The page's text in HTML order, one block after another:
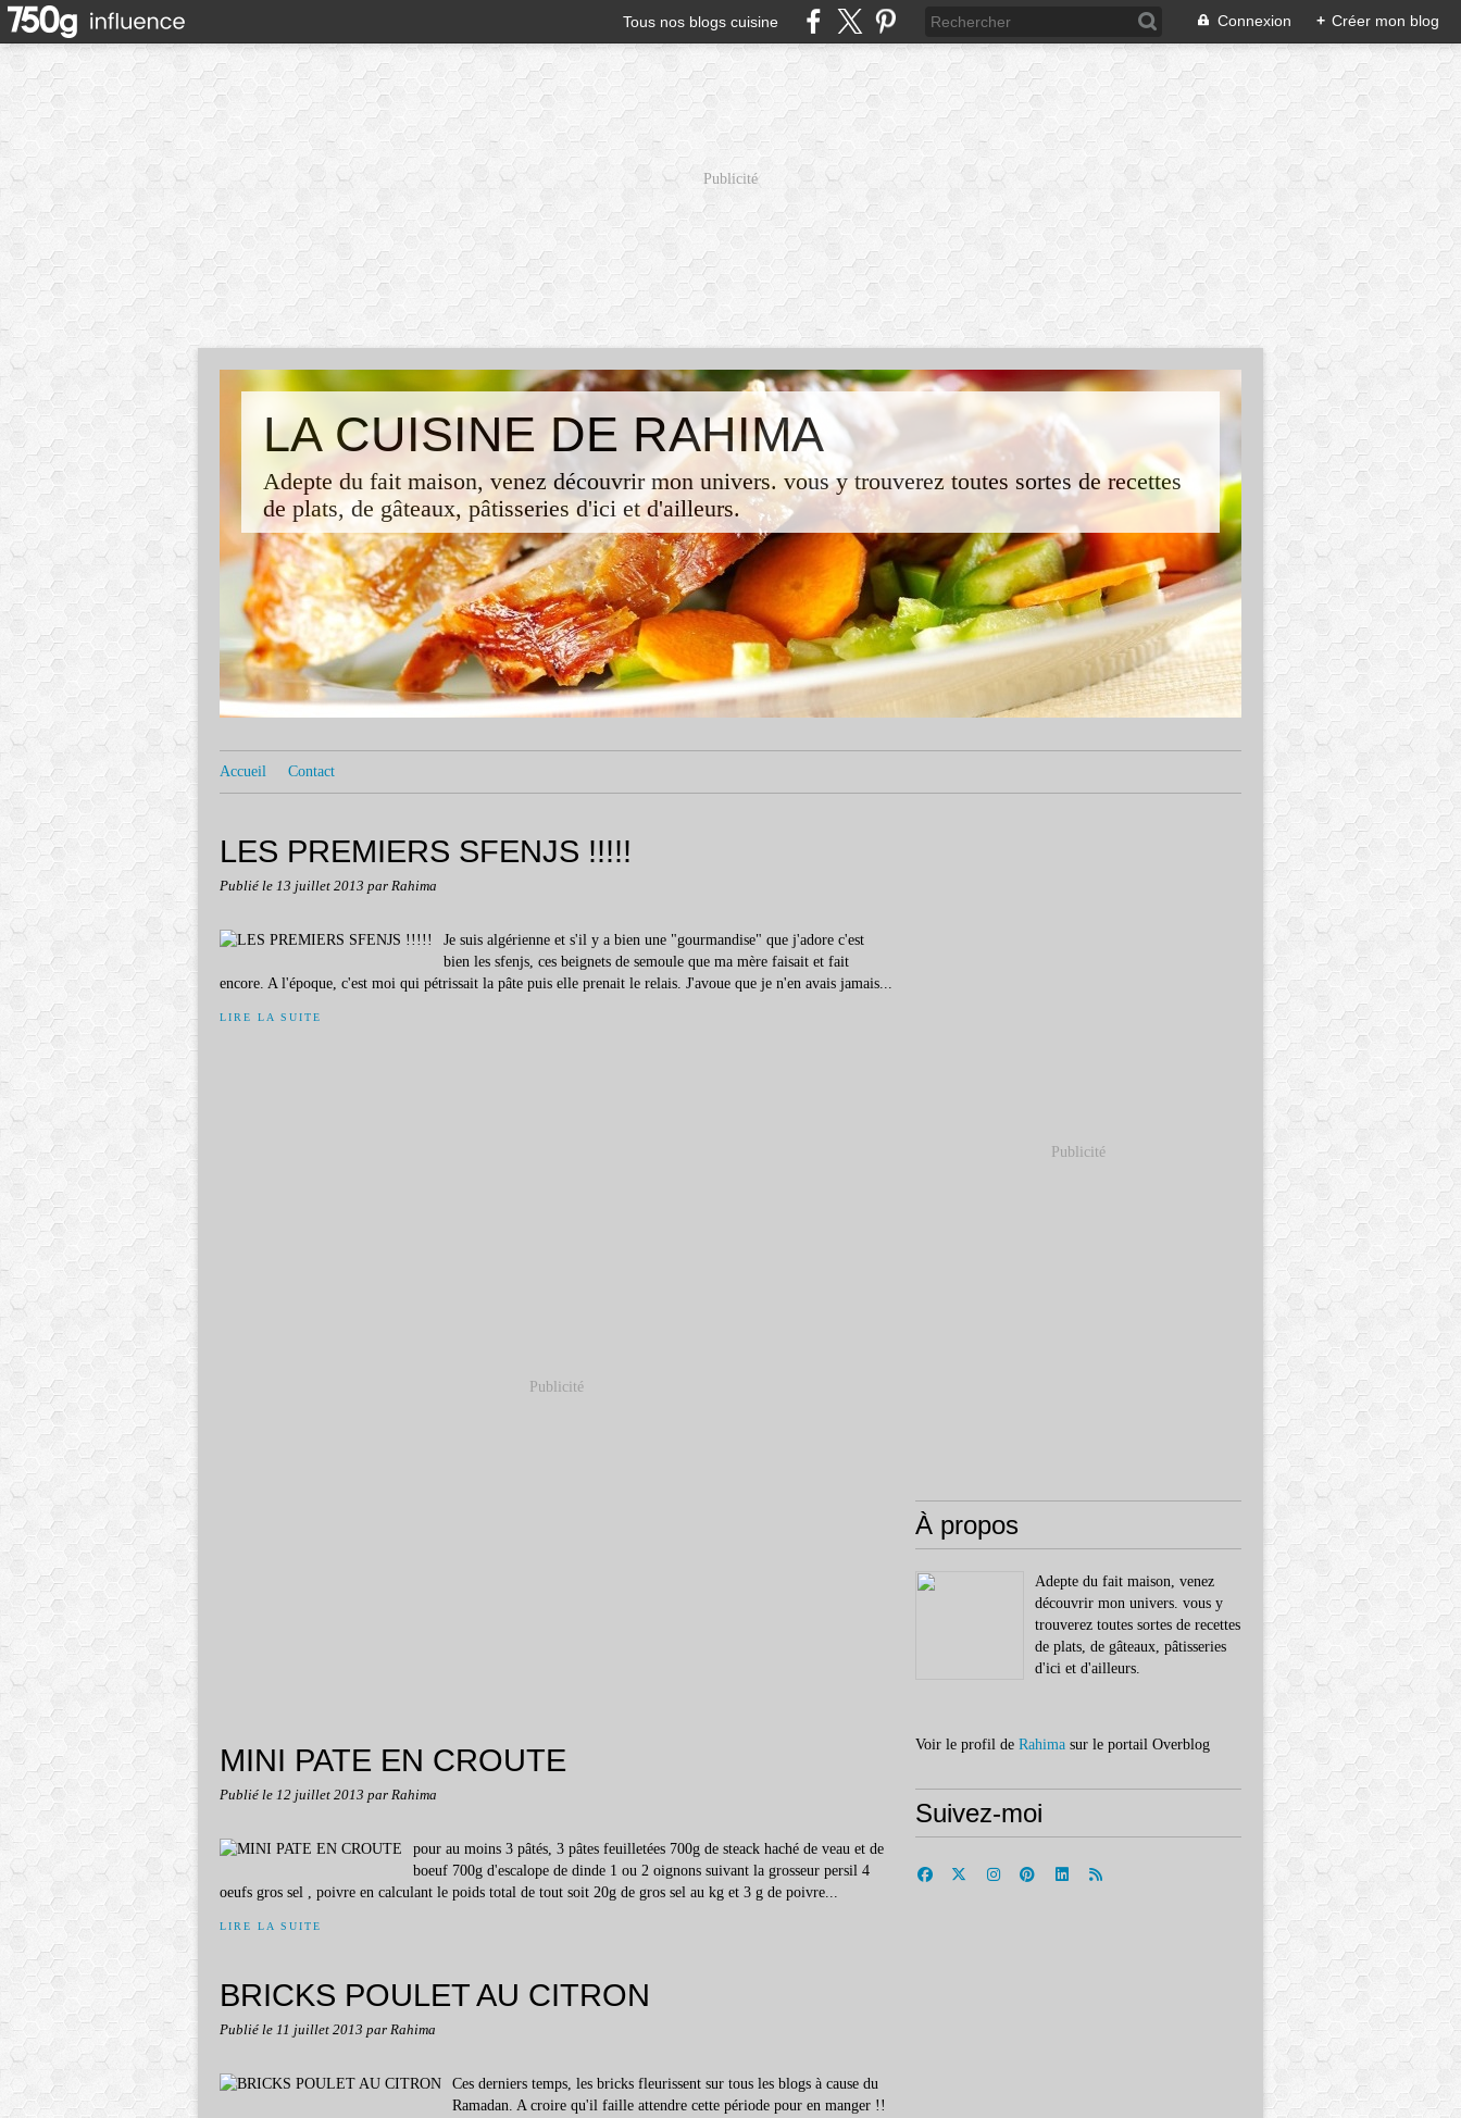
Tous nos blogs cuisine Connexion + Créer mon blog
Publicité
LA CUISINE DE RAHIMA
Adepte du fait maison, venez découvrir mon univers. vous y trouverez toutes sortes de recettes
de plats, de gâteaux, pâtisseries d'ici et d'ailleurs.
Accueil Contact
LES PREMIERS SFENJS !!!!!
Publié le 13 juillet 2013 par Rahima
Je suis algérienne et s'il y a bien une "gourmandise" que j'adore c'est
bien les sfenjs, ces beignets de semoule que ma mère faisait et fait
encore. A l'époque, c'est moi qui pétrissait la pâte puis elle prenait le relais. J'avoue que je n'en avais jamais...
LIRE LA SUITE
Publicité
MINI PATE EN CROUTE
Publié le 12 juillet 2013 par Rahima
pour au moins 3 pâtés, 3 pâtes feuilletées 700g de steack haché de veau et de
boeuf 700g d'escalope de dinde 1 ou 2 oignons suivant la grosseur persil 4
oeufs gros sel , poivre en calculant le poids total de tout soit 20g de gros sel au kg et 3 g de poivre...
LIRE LA SUITE
BRICKS POULET AU CITRON
Publié le 11 juillet 2013 par Rahima
Ces derniers temps, les bricks fleurissent sur tous les blogs à cause du
Ramadan. A croire qu'il faille attendre cette période pour en manger !!
Publicité
À propos
Adepte du fait maison, venez
découvrir mon univers. vous y
trouverez toutes sortes de recettes
de plats, de gâteaux, pâtisseries
d'ici et d'ailleurs.
Voir le profil de Rahima sur le portail Overblog
Suivez-moi